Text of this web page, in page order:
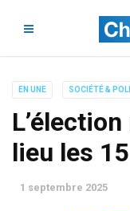
EN UNE SOCIÉTÉ &
lieu les
1 septembre 2025